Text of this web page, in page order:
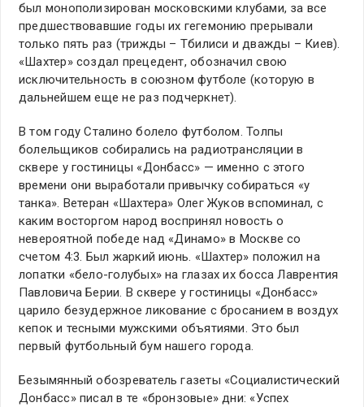
был монополизирован московскими клубами, за все
предшествовавшие годы их гегемонию прерывали
только пять раз (трижды – Тбилиси и дважды – Киев).
«Шахтер» создал прецедент, обозначил свою
исключительность в союзном футболе (которую в
дальнейшем еще не раз подчеркнет).
В том году Сталино болело футболом. Толпы
болельщиков собирались на радиотрансляции в
сквере у гостиницы «Донбасс» — именно с этого
времени они выработали привычку собираться «у
танка». Ветеран «Шахтера» Олег Жуков вспоминал, с
каким восторгом народ воспринял новость о
невероятной победе над «Динамо» в Москве со
счетом 4:3. Был жаркий июнь. «Шахтер» положил на
лопатки «бело-голубых» на глазах их босса Лаврентия
Павловича Берии. В сквере у гостиницы «Донбасс»
царило безудержное ликование с бросанием в воздух
кепок и тесными мужскими объятиями. Это был
первый футбольный бум нашего города.
Безымянный обозреватель газеты «Социалистический
Донбасс» писал в те «бронзовые» дни: «Успех